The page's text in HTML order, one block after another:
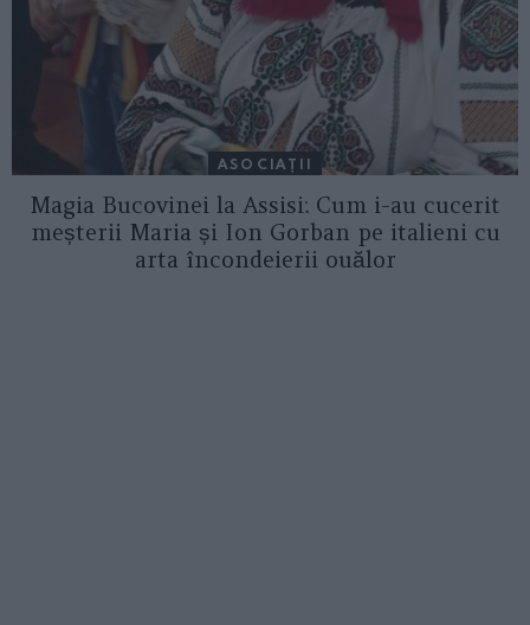
ASOCIAŢII
Magia Bucovinei la Assisi: Cum i-au cucerit
meșterii Maria și Ion Gorban pe italieni cu
arta încondeierii ouălor